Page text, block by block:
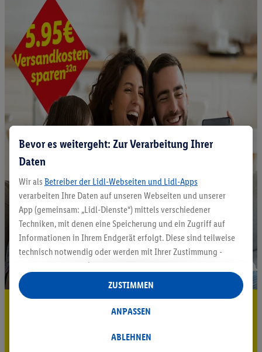
5.95 € Versand sparen³²ᵃ
Bevor es weitergeht: Zur Verarbeitung Ihrer
Daten
Wir als Betreiber der Lidl-Webseiten und Lidl-Apps
verarbeiten Ihre Daten auf unseren Webseiten und unserer
App (gemeinsam: „Lidl-Dienste“) mittels verschiedener
Techniken, mit denen eine Speicherung und ein Zugriff auf
Informationen in Ihrem Endgerät erfolgt. Diese sind teilweise
technisch notwendig oder werden mit Ihrer Zustimmung -
auch durch Partner (u.a.
Verantwortliche; im Zusammenhang mit dem IAB TCF
insgesamt
Statistik-Erstellung oder für personalisierte Werbung
Datenverarbeitungen für personalisierte Werbung werden
ABLEHNEN
ANPASSEN
ZUSTIMMEN